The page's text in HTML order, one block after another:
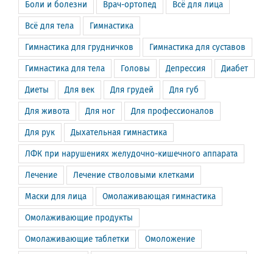
Боли и болезни Врач-ортопед Всё для лица
Всё для тела Гимнастика
Гимнастика для грудничков Гимнастика для суставов
Гимнастика для тела Головы Депрессия Диабет
Диеты Для век Для грудей Для губ
Для живота Для ног Для профессионалов
Для рук Дыхательная гимнастика
ЛФК при нарушениях желудочно-кишечного аппарата
Лечение Лечение стволовыми клетками
Маски для лица Омолаживающая гимнастика
Омолаживающие продукты
Омолаживающие таблетки Омоложение